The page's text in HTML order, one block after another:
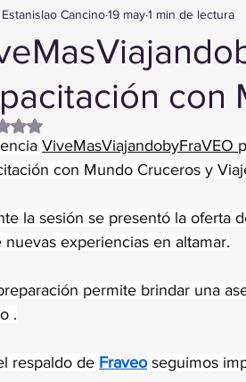
con
Estanislao Cancino19 may1 min de lectura
Obtuvo NaN de 5 estrellas.
ViveMasViajandobyFraVEO
con Mundo Cruceros y
la sesión se presentó la oferta
nuevas experiencias en altamar.
permite brindar una
.
respaldo de Fraveo seguimos